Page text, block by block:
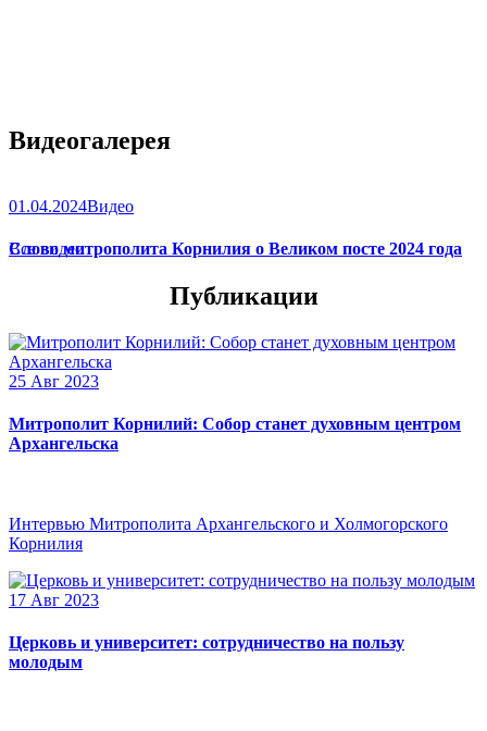
Видеогалерея
01.04.2024Видео
Слово митрополита Корнилия о Великом посте 2024 года
Все видео
Публикации
25 Авг 2023
Митрополит Корнилий: Собор станет духовным центром
Архангельска
Интервью Митрополита Архангельского и Холмогорского
Корнилия
17 Авг 2023
Церковь и университет: сотрудничество на пользу
молодым